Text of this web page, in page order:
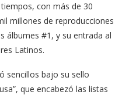
con más de 30
millones de reproducciones
álbumes #1, y su entrada al
Latinos.
sencillos bajo su sello
que encabezó las listas